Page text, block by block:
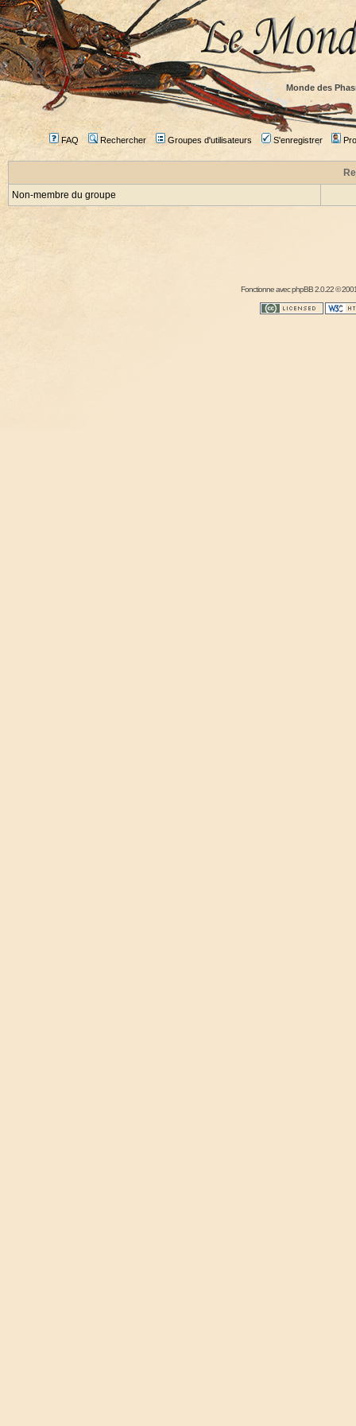
Monde des
FAQ Rechercher Groupes d'utilisateurs S'enregistrer
Non-membre du groupe
Fonctionne avecphpBB2.0.22 ©